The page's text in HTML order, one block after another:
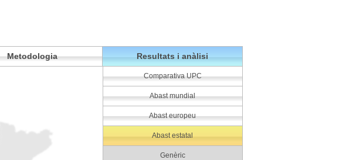
Metodologia Resultats i anàlisi
Comparativa UPC
Abast mundial
Abast europeu
Abast estatal
Genèric